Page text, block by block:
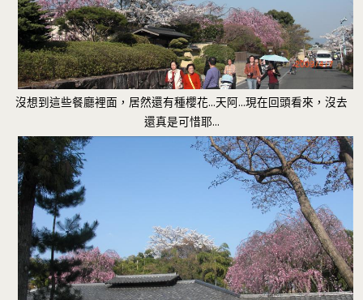
沒想到這些餐廳裡面，居然還有種櫻花…天阿…現在回頭看來，沒去
還真是可惜耶…